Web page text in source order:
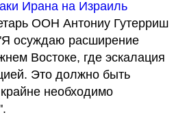
Ирана на Израиль
ООН Антониу Гутерриш
осуждаю расширение
Востоке, где эскалация
Это должно быть
необходимо